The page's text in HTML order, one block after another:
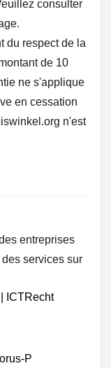
consulter
du respect de la
de 10
ne s'applique
en cessation
n'est
entreprises
services sur